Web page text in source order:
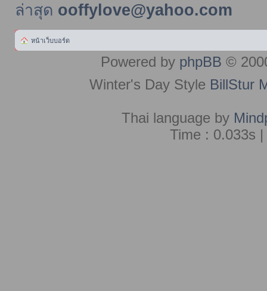
ล่าสุด ooffylove@yahoo.com
หน้าเว็บบอร์ด
Powered by phpBB ©
Winter's Day Style BillStur
Thai language by
Time : 0.033s